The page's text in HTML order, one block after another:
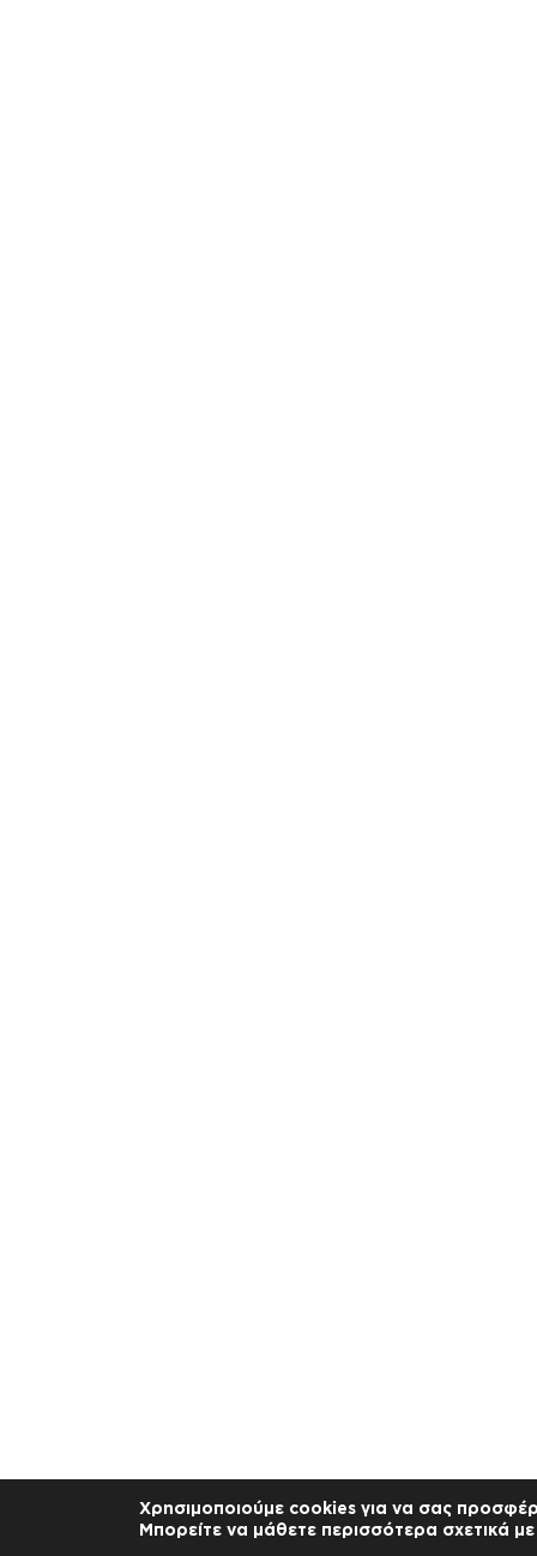
Χρησιμοποιούμε cookies για να σας
Μπορείτε να μάθετε περισσότερα σχετικά